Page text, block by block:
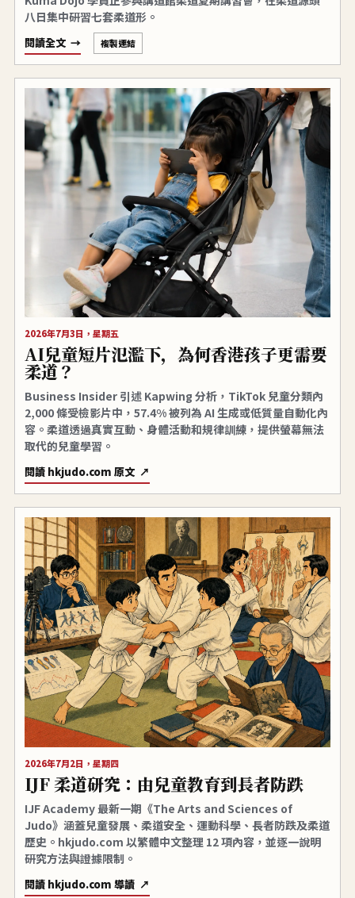
八日集中研習七套柔道形。
閱讀全文 複製連結
2026年7月3日，星期五
AI兒童短片氾濫下，為何香港孩子更需要
柔道？
Business Insider 引述 Kapwing 分析，TikTok 兒童分類內
2,000 條受檢影片中，57.4% 被列為 AI 生成或低質量自動化內
容。柔道透過真實互動、身體活動和規律訓練，提供螢幕無法
取代的兒童學習。
閱讀 hkjudo.com 原文
2026年7月2日，星期四
IJF 柔道研究：由兒童教育到長者防跌
IJF Academy 最新一期《The Arts and Sciences of
Judo》涵蓋兒童發展、柔道安全、運動科學、長者防跌及柔道
歷史。hkjudo.com 以繁體中文整理 12 項內容，並逐一說明
研究方法與證據限制。
閱讀 hkjudo.com 導讀